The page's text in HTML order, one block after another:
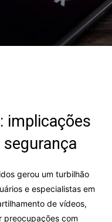
implicações
gerou um turbilhão
e especialistas em
de vídeos,
preocupações com